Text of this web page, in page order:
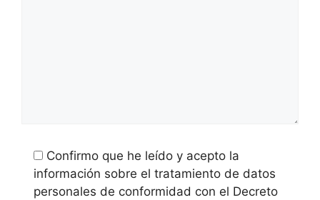
Confirmo que he leído y acepto la
información sobre el tratamiento de datos
personales de conformidad con el Decreto